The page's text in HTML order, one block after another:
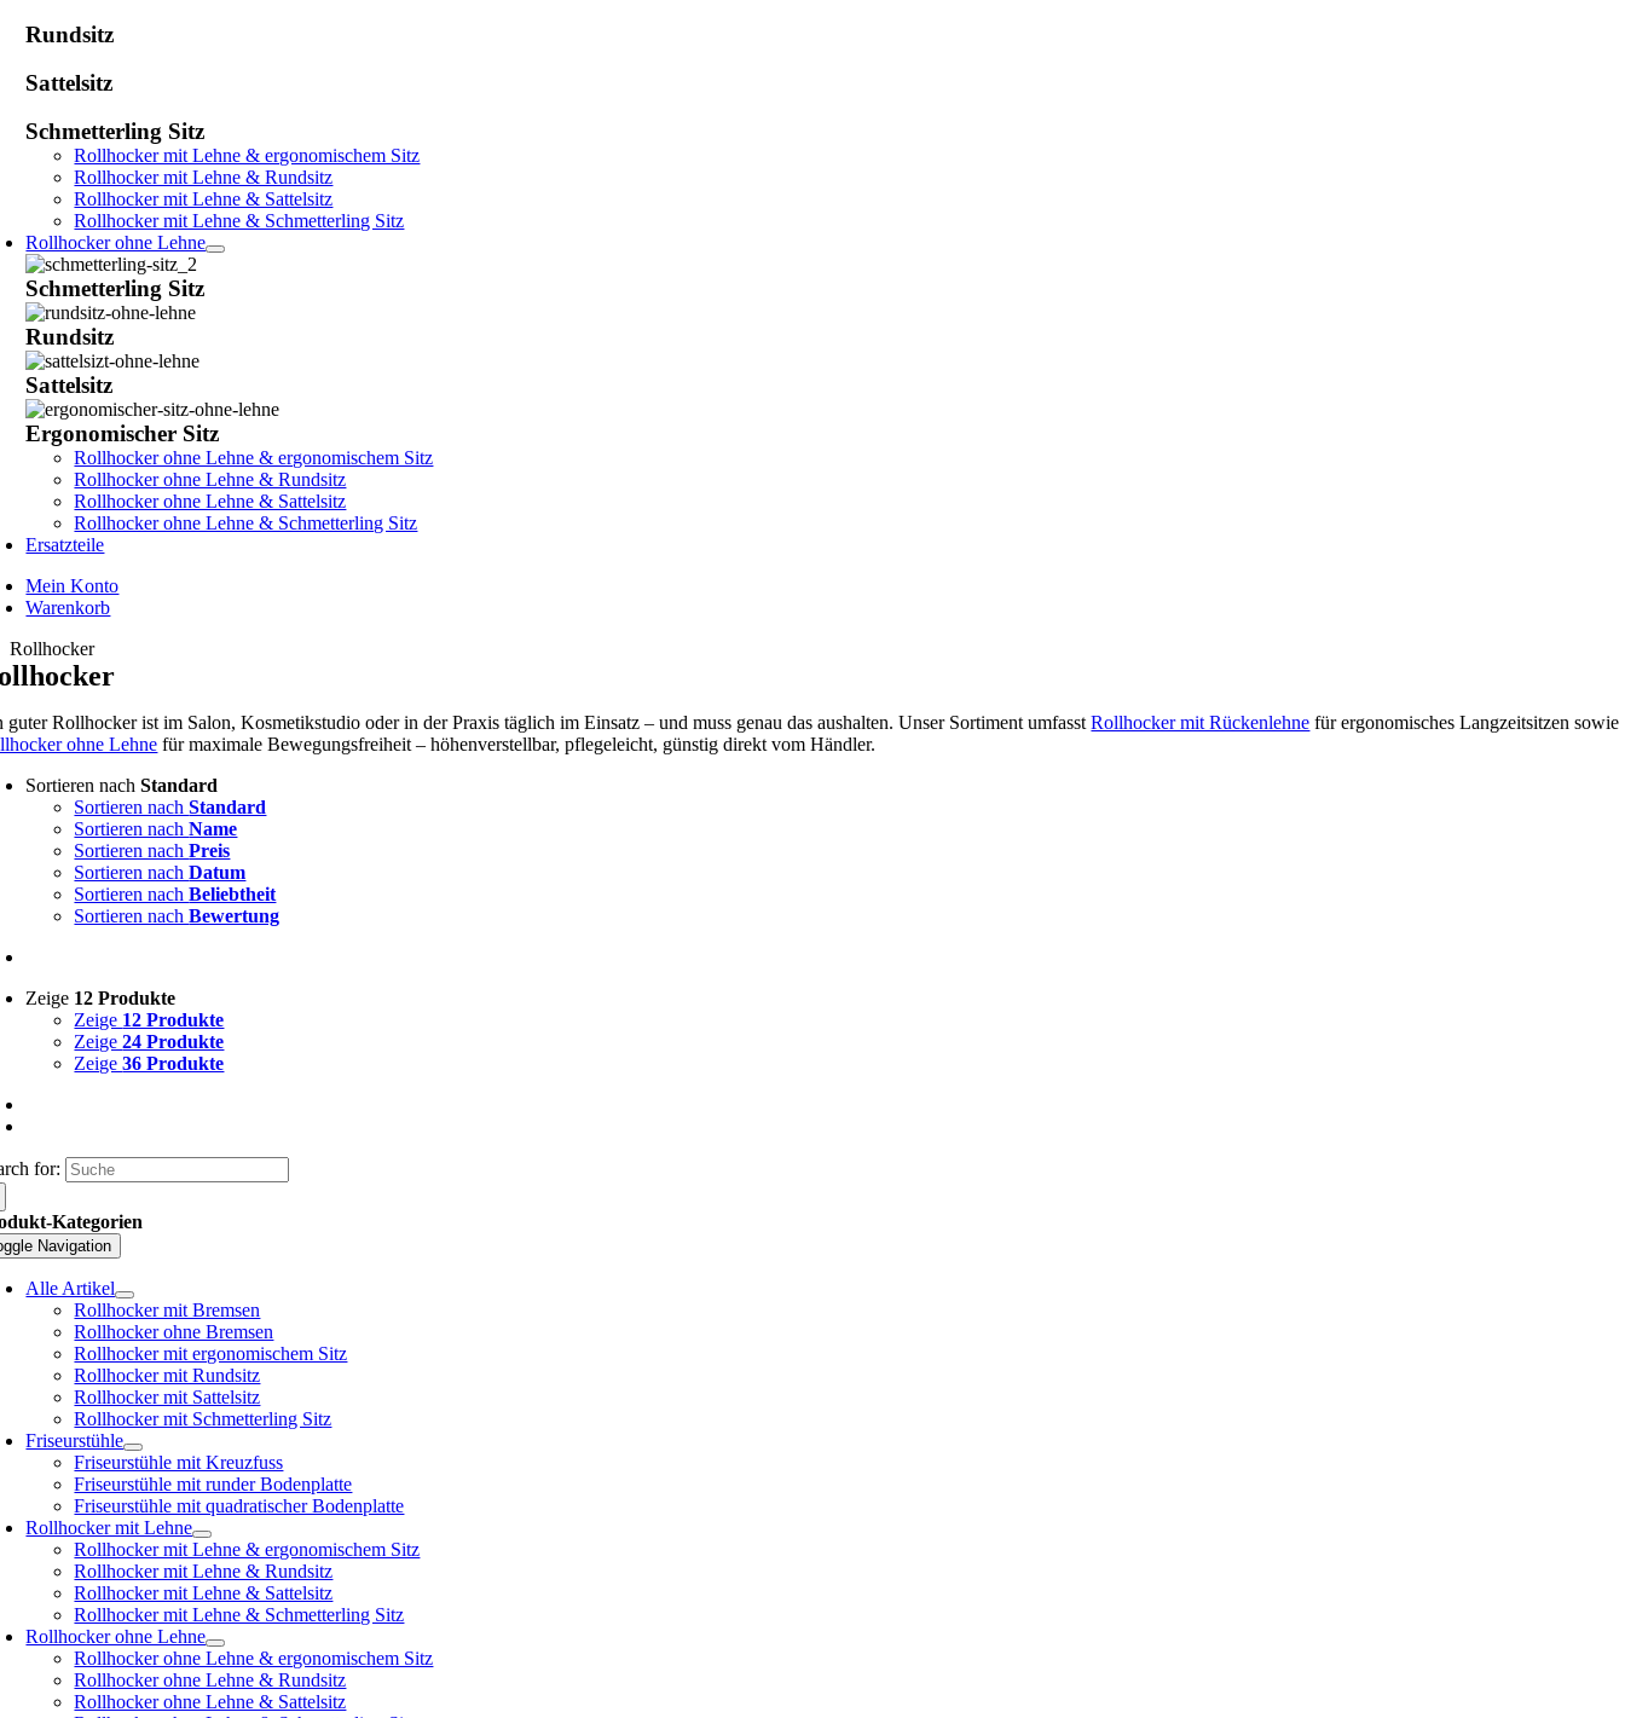
Rundsitz
Sattelsitz
Schmetterling Sitz
Rollhocker mit Lehne & ergonomischem Sitz
Rollhocker mit Lehne & Rundsitz
Rollhocker mit Lehne & Sattelsitz
Rollhocker mit Lehne & Schmetterling Sitz
Rollhocker ohne Lehne
Schmetterling Sitz
Rundsitz
Sattelsitz
Ergonomischer Sitz
Rollhocker ohne Lehne & ergonomischem Sitz
Rollhocker ohne Lehne & Rundsitz
Rollhocker ohne Lehne & Sattelsitz
Rollhocker ohne Lehne & Schmetterling Sitz
Ersatzteile
Mein Konto
Warenkorb
Rollhocker
guter Rollhocker ist im Salon, Kosmetikstudio oder in der Praxis täglich im Einsatz – und muss genau das aushalten. Unser Sortiment umfasstRollhocker mit Rückenlehne für ergonomisches Langzeitsitzen sowie
ohne Lehne für maximale Bewegungsfreiheit – höhenverstellbar, pflegeleicht, günstig direkt vom Händler.
Sortieren nachStandard
Sortieren nachStandard
Sortieren nachName
Sortieren nachPreis
Sortieren nachDatum
Sortieren nachBeliebtheit
Sortieren nachBewertung
Zeige 12 Produkte
Zeige 12 Produkte
Zeige24 Produkte
Zeige36 Produkte
for:
Kategorien
Navigation
Alle Artikel
Rollhocker mit Bremsen
Rollhocker ohne Bremsen
Rollhocker mit ergonomischem Sitz
Rollhocker mit Rundsitz
Rollhocker mit Sattelsitz
Rollhocker mit Schmetterling Sitz
Friseurstühle
Friseurstühle mit Kreuzfuss
Friseurstühle mit runder Bodenplatte
Friseurstühle mit quadratischer Bodenplatte
Rollhocker mit Lehne
Rollhocker mit Lehne & ergonomischem Sitz
Rollhocker mit Lehne & Rundsitz
Rollhocker mit Lehne & Sattelsitz
Rollhocker mit Lehne & Schmetterling Sitz
Rollhocker ohne Lehne
Rollhocker ohne Lehne & ergonomischem Sitz
Rollhocker ohne Lehne & Rundsitz
Rollhocker ohne Lehne & Sattelsitz